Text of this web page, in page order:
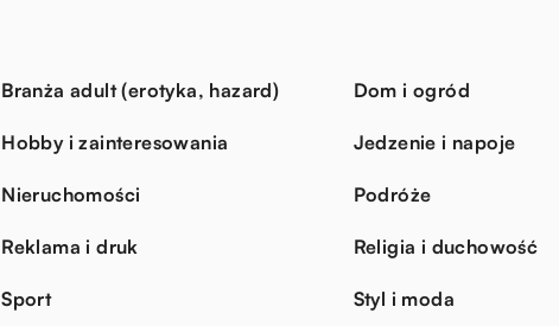
Branża adult (erotyka, hazard) Dom i ogród
Hobby i zainteresowania Jedzenie i napoje
Nieruchomości Podróże
Reklama i druk Religia i duchowość
Sport Styl i moda